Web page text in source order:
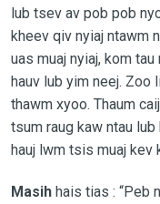
lub tsev av pob pob
kheev qiv nyiaj ntawm
uas muaj nyiaj, kom
hauv lub yim neej. Zoo
thawm xyoo. Thaum
tsum raug kaw ntau
hauj lwm tsis muaj kev
Masih hais tias : “Peb